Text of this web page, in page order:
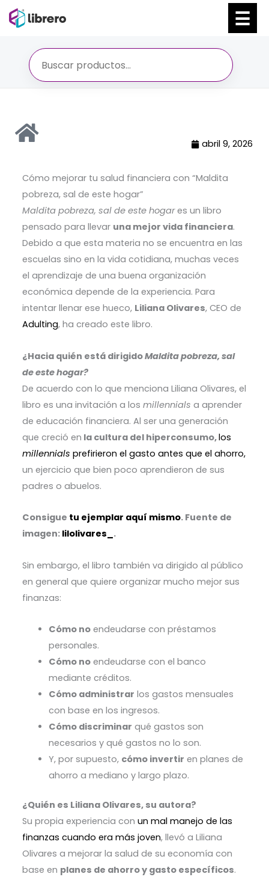
abril 9, 2026
Cómo mejorar tu salud financiera con “Maldita
pobreza, sal de este hogar”
Maldita pobreza, sal de este hogares un libro
pensado para llevar una mejor vida financiera.
Debido a que esta materia no se encuentra en las
escuelas sino en la vida cotidiana, muchas veces
el aprendizaje de una buena organización
económica depende de la experiencia. Para
intentar llenar ese hueco, Liliana Olivares, CEO de
Adulting, ha creado este libro.
¿Hacia quién está dirigidoMaldita pobreza, sal
de este hogar?
De acuerdo con lo que menciona Liliana Olivares, el
libro es una invitación a los millennials a aprender
de educación financiera. Al ser una generación
que creció en la cultura del hiperconsumo,los
millennials prefirieron el gasto antes que el ahorro,
un ejercicio que bien poco aprendieron de sus
padres o abuelos.
Consigue tu ejemplar aquí mismo. Fuente de
imagen: lilolivares_.
Sin embargo, el libro también va dirigido al público
en general que quiere organizar mucho mejor sus
finanzas:
Cómo noendeudarse con préstamos
personales.
Cómo noendeudarse con el banco
mediante créditos.
Cómo administrar los gastos mensuales
con base en los ingresos.
Cómo discriminar qué gastos son
necesarios y qué gastos no lo son.
Y, por supuesto, cómo invertir en planes de
ahorro a mediano y largo plazo.
¿Quién es Liliana Olivares, su autora?
Su propia experiencia con un mal manejo de las
finanzas cuando era más joven, llevó a Liliana
Olivares a mejorar la salud de su economía con
base en planes de ahorro y gasto específicos.